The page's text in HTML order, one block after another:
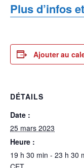
Plus d’infos
Ajouter au
DÉTAILS
Date :
25 mars 2023
Heure :
19 h 30 min - 23 h 30